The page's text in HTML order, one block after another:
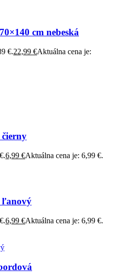
cm nebeská
€.22,99 €Aktuálna cena je:
čierny
6,99 €Aktuálna cena je: 6,99 €.
ľanový
6,99 €Aktuálna cena je: 6,99 €.